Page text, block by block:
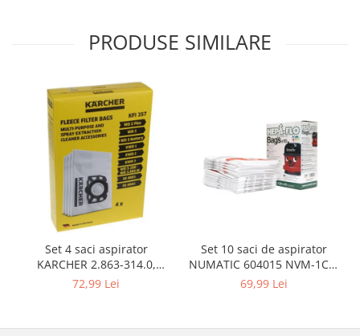
Igiena dentara
Jucarii, Copii & Bebe
Hrana bebelusi
Igiena si ingrijire
Jucarii si Jocuri
Maternitate
Petshop
Accesorii animale de companie
Acvaristica
Castroane si adapatori animale
Igiena animale de companie
Mobila si transport animale de
Zgarzi, lese si hamuri
PRODUSE SIMILARE
Set 4 saci aspirator
KARCHER 2.863-314.0,
compatibil cu WD, KWD, SE
72,99 Lei
Set 10 saci de aspirator
NUMATIC 604015 NVM-1CH,
9L
69,99 Lei